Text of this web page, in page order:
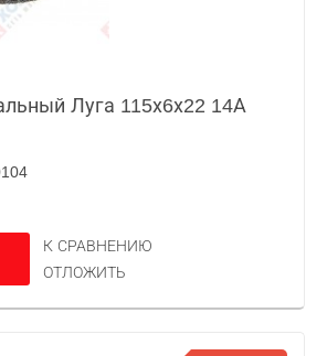
Луга 115х6х22 14А
К СРАВНЕНИЮ
ОТЛОЖИТЬ